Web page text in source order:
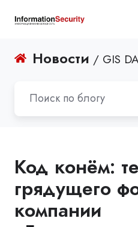
Новости / GIS
Код конём:
грядущего
компании